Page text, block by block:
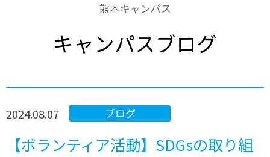
熊本キャンパス
キャンパスブログ
ブログ
2024.08.07
【ボランティア活動】SDGsの取り組